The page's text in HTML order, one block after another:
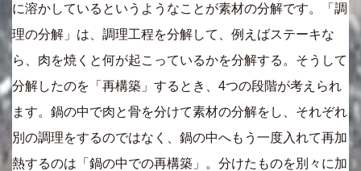
に溶かしているというようなことが素材の分解です。「調
理の分解」は、調理工程を分解して、例えばステーキな
ら、肉を焼くと何が起こっているかを分解する。そうして
分解したのを「再構築」するとき、4つの段階が考えられ
ます。鍋の中で肉と骨を分けて素材の分解をし、それぞれ
別の調理をするのではなく、鍋の中へもう一度入れて再加
熱するのは「鍋の中での再構築」。分けたものを別々に加